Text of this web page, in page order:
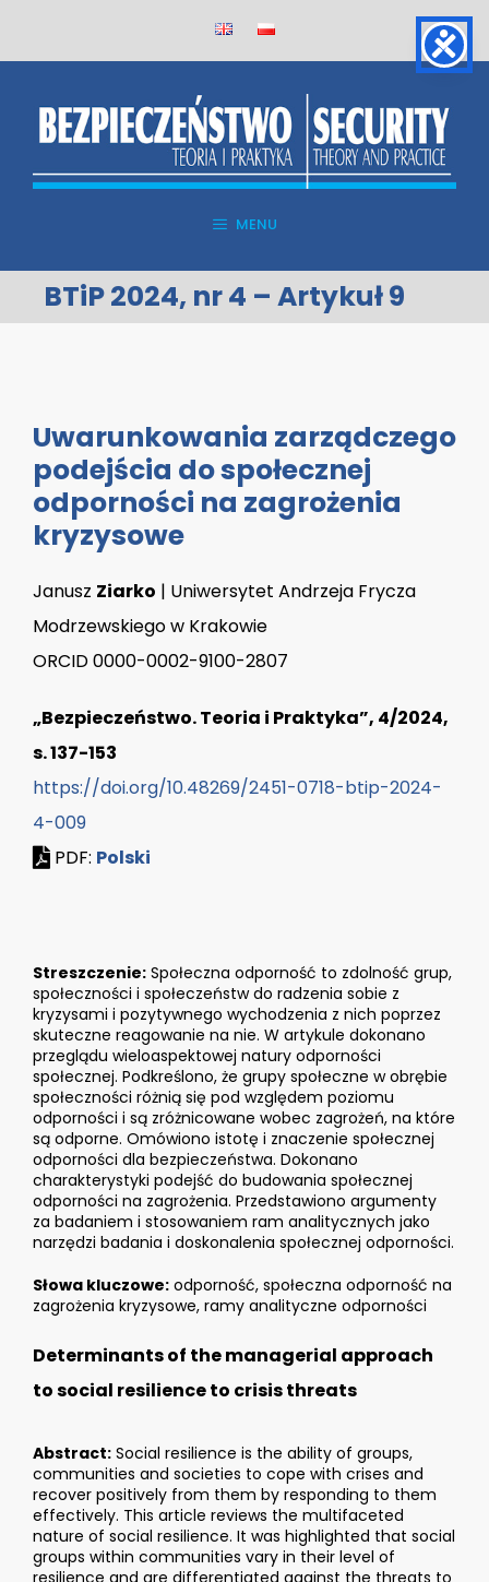
MENU
BTiP 2024, nr 4 – Artykuł 9
Uwarunkowania zarządczego
podejścia do społecznej
odporności na zagrożenia
kryzysowe
Janusz Ziarko | Uniwersytet Andrzeja Frycza
Modrzewskiego w Krakowie
ORCID 0000-0002-9100-2807
„Bezpieczeństwo. Teoria i Praktyka”, 4/2024,
s. 137-153
https://doi.org/10.48269/2451-0718-btip-2024-
4-009
PDF: Polski
Streszczenie: Społeczna odporność to zdolność grup,
społeczności i społeczeństw do radzenia sobie z
kryzysami i pozytywnego wychodzenia z nich poprzez
skuteczne reagowanie na nie. W artykule dokonano
przeglądu wieloaspektowej natury odporności
społecznej. Podkreślono, że grupy społeczne w obrębie
społeczności różnią się pod względem poziomu
odporności i są zróżnicowane wobec zagrożeń, na które
są odporne. Omówiono istotę i znaczenie społecznej
odporności dla bezpieczeństwa. Dokonano
charakterystyki podejść do budowania społecznej
odporności na zagrożenia. Przedstawiono argumenty
za badaniem i stosowaniem ram analitycznych jako
narzędzi badania i doskonalenia społecznej odporności.
Słowa kluczowe: odporność, społeczna odporność na
zagrożenia kryzysowe, ramy analityczne odporności
Determinants of the managerial approach
to social resilience to crisis threats
Abstract: Social resilience is the ability of groups,
communities and societies to cope with crises and
recover positively from them by responding to them
effectively. This article reviews the multifaceted
nature of social resilience. It was highlighted that social
groups within communities vary in their level of